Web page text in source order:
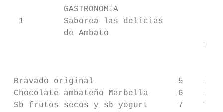
GASTRONOMÍA
  1        Saborea las delicias
           de Ambato
2
Bravado original                 5    El
Chocolate ambateño Marbella      6
Sb frutos secos y sb yogurt      7